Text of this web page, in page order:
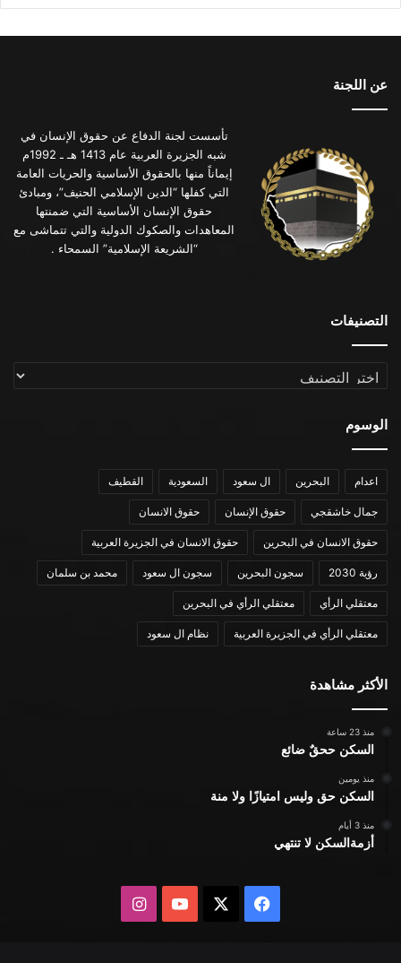
عن اللجنة
تأسست لجنة الدفاع عن حقوق الإنسان في
شبه الجزيرة العربية عام 1413 هـ ـ 1992م
إيماناً منها بالحقوق الأساسية والحريات العامة
التي كفلها “الدين الإسلامي الحنيف”، ومبادئ
حقوق الإنسان الأساسية التي ضمنتها
المعاهدات والصكوك الدولية والتي تتماشى مع
“الشريعة الإسلامية” السمحاء .
التصنيفات
التصنيفات
الوسوم
اعدام البحرين ال سعود السعودية القطيف
جمال خاشقجي حقوق الإنسان حقوق الانسان
حقوق الانسان في البحرين حقوق الانسان في الجزيرة العربية
رؤية 2030 سجون البحرين سجون ال سعود محمد بن سلمان
معتقلي الرأي معتقلي الرأي في البحرين
معتقلي الرأي في الجزيرة العربية نظام ال سعود
الأكثر مشاهدة
منذ 23 ساعة
السكن ححقٌ ضائع
منذ يومين
السكن حق وليس امتيازًا ولا منة
منذ 3 أيام
أزمةالسكن لا تنتهي
فيسبوك يوتيوبانستقرام